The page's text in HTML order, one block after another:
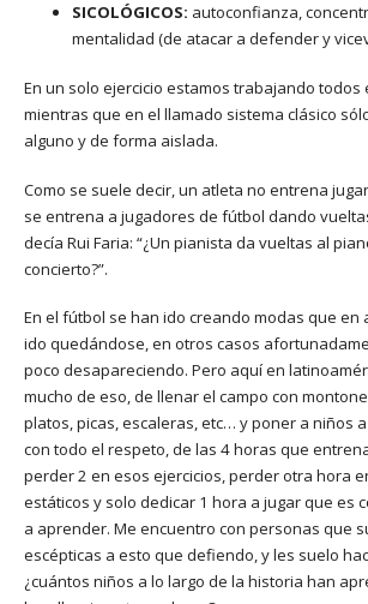
SICOLÓGICOS: autoconfianza,
mentalidad (de atacar a defender y
En un solo ejercicio estamos trabajando todos
mientras que en el llamado sistema clásico
alguno y de forma aislada.
Como se suele decir, un atleta no entrena
se entrena a jugadores de fútbol dando
decía Rui Faria: “¿Un pianista da vueltas al
concierto?”.
En el fútbol se han ido creando modas que en
ido quedándose, en otros casos
poco desapareciendo. Pero aquí en
mucho de eso, de llenar el campo con
platos, picas, escaleras, etc… y poner a niños
con todo el respeto, de las 4 horas que
perder 2 en esos ejercicios, perder otra hora
estáticos y solo dedicar 1 hora a jugar que es
a aprender. Me encuentro con personas que
escépticas a esto que defiendo, y les suelo
¿cuántos niños a lo largo de la historia han